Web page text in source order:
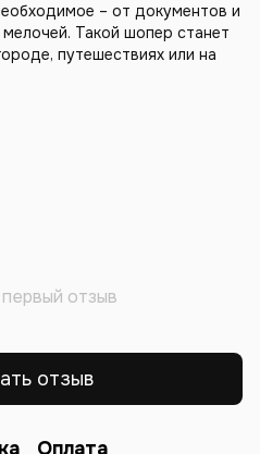
– от документов и
Такой шопер станет
путешествиях или на
отзыв
отзыв
Оплата